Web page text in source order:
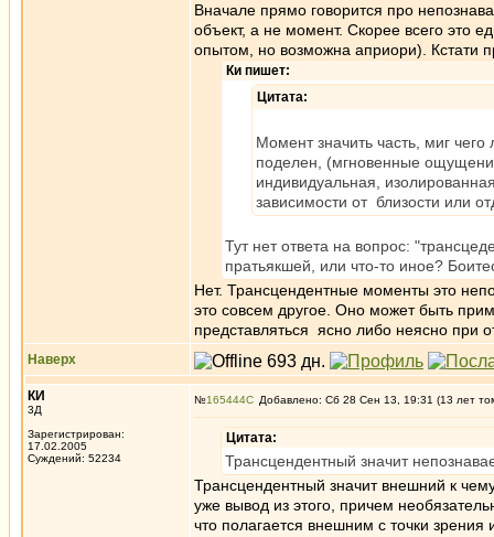
Вначале прямо говорится про
объект, а не момент. Скорее всего это
опытом, но возможна априори). Кстати
Ки пишет:
Цитата:
Момент значить часть, миг
поделен, (мгновенные
индивидуальная,
зависимости от близости или
Тут нет ответа на вопрос:
пратьякшей, или что-то иное?
Нет. Трансцендентные моменты это
это совсем другое. Оно может быть
представляться ясно либо неясно при
Наверх
КИ
3Д
Зарегистрирован:
17.02.2005
Суждений: 52234
№165444 Добавлено: Сб 28 Сен 13, 19:31 (13 лет
Цитата:
Трансцендентный значит
Трансцендентный значит внешний к
уже вывод из этого, причем
что полагается внешним с точки